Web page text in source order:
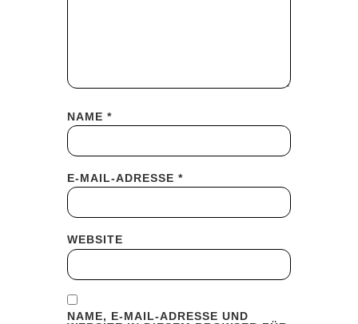
NAME *
E-MAIL-ADRESSE *
WEBSITE
NAME, E-MAIL-ADRESSE UND